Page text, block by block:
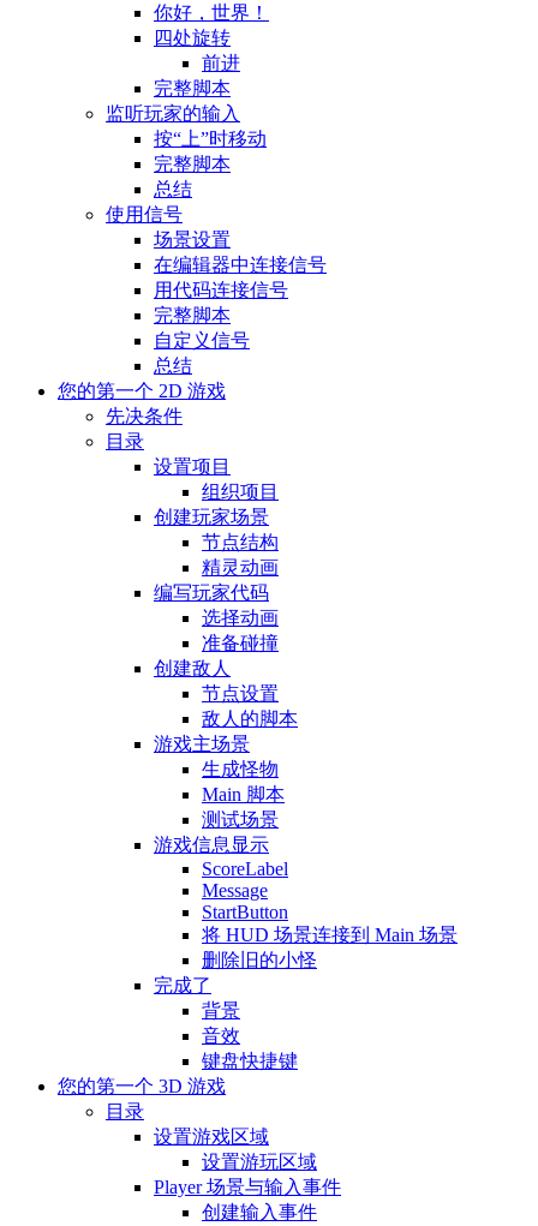
你好，世界！
四处旋转
前进
完整脚本
监听玩家的输入
按“上”时移动
完整脚本
总结
使用信号
场景设置
在编辑器中连接信号
用代码连接信号
完整脚本
自定义信号
总结
您的第一个 2D 游戏
先决条件
目录
设置项目
组织项目
创建玩家场景
节点结构
精灵动画
编写玩家代码
选择动画
准备碰撞
创建敌人
节点设置
敌人的脚本
游戏主场景
生成怪物
Main 脚本
测试场景
游戏信息显示
ScoreLabel
Message
StartButton
将 HUD 场景连接到 Main 场景
删除旧的小怪
完成了
背景
音效
键盘快捷键
您的第一个 3D 游戏
目录
设置游戏区域
设置游玩区域
Player 场景与输入事件
创建输入事件